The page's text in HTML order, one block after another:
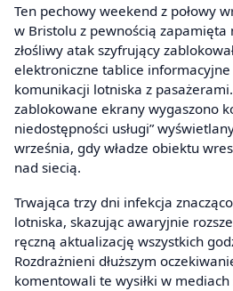
Ten pechowy weekend z połowy
w Bristolu z pewnością zapamięta
złośliwy atak szyfrujący
elektroniczne tablice
komunikacji lotniska z
zablokowane ekrany wygaszono
niedostępności usługi”
września, gdy władze obiektu
nad siecią.
Trwająca trzy dni infekcja
lotniska, skazując awaryjnie
ręczną aktualizację wszystkich
Rozdrażnieni dłuższym
komentowali te wysiłki w mediach